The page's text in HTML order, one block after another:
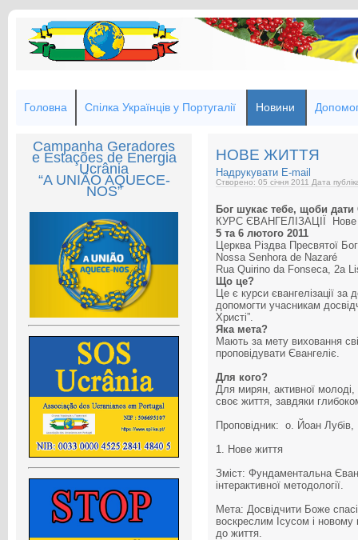
Головна Спілка Українців у Португалії Новини
Campanha Geradores
e Estações de Energia
Ucrânia
“A UNIÃO AQUECE-
NOS”
НОВЕ ЖИТТЯ
Надрукувати E-mail
Створено: 05 січня 2011 Дата
Бог шукає тебе, щоби
КУРС ЄВАНГЕЛІЗАЦІЇ Нове
5 та 6 лютого 2011
Церква Різдва Пресвятої
Nossa Senhora de Nazaré
Rua Quirino da Fonseca, 2а
Що це?
Це є курси євангелізації
допомогти учасникам
Христі”.
Яка мета?
Мають за мету виховання
проповідувати Євангеліє.
Для кого?
Для мирян, активної молоді,
своє життя, завдяки
Проповідник: о. Йоан
1. Нове життя
Зміст: Фундаментальна
інтерактивної методології.
Мета: Досвідчити Боже
воскреслим Ісусом і
до життя.